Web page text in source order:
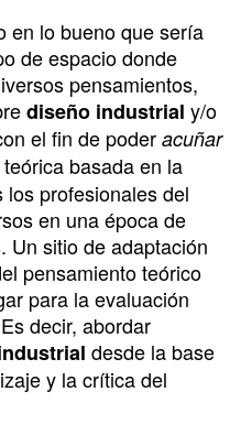
en lo bueno que sería
de espacio donde
pensamientos,
diseño industrial y/o
el fin de poder acuñar
basada en la
profesionales del
en una época de
Un sitio de adaptación
pensamiento teórico
para la evaluación
decir, abordar
desde la base
y la crítica del